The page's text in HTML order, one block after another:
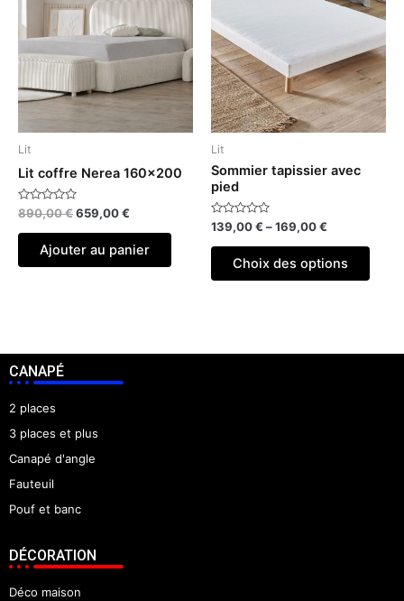
Lit
Lit coffre Nerea 160×200
Note
0
sur
890,00€659,00€
Ajouter au panier
Lit
Sommier tapissier avec
pied
Note
0
sur
139,00€ –169,00€
Choix des options
Les
être
sur
CANAPÉ
2 places
3 places et plus
Canapé d'angle
Fauteuil
Pouf et banc
DÉCORATION
Déco maison